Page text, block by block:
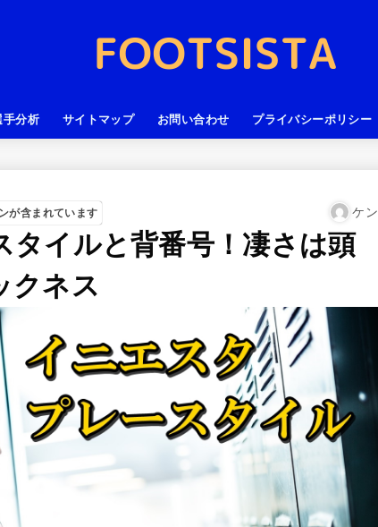
手分析 サイトマップ お問い合わせ プライバシーポリシー
が含まれています ケン
タイルと背番号！凄さは頭
クネス